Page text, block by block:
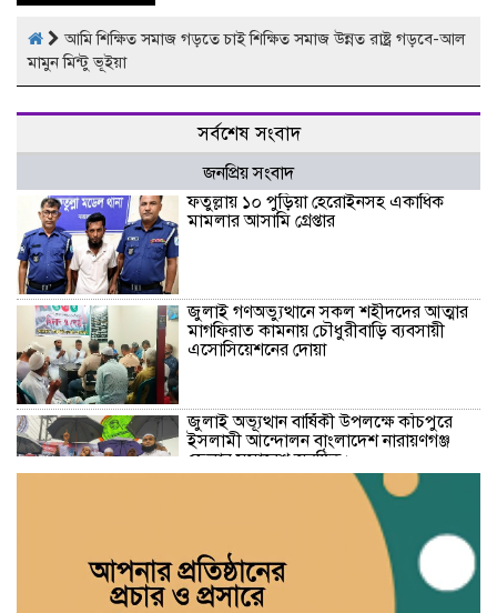
আমি শিক্ষিত সমাজ গড়তে চাই শিক্ষিত সমাজ উন্নত রাষ্ট্র গড়বে-আল
মামুন মিন্টু ভূইয়া
সর্বশেষ সংবাদ
জনপ্রিয় সংবাদ
ফতুল্লায় ১০ পুড়িয়া হেরোইনসহ একাধিক
মামলার আসামি গ্রেপ্তার
জুলাই গণঅভ্যুত্থানে সকল শহীদদের আত্মার
মাগফিরাত কামনায় চৌধুরীবাড়ি ব্যবসায়ী
এসোসিয়েশনের দোয়া
জুলাই অভ্যূত্থান বার্ষিকী উপলক্ষে কাঁচপুরে
ইসলামী আন্দোলন বাংলাদেশ নারায়ণগঞ্জ
জেলার সমাবেশ অনুষ্ঠিত।
তোলারাম কলেজে ছাত্রদল-শিবির সংঘর্ষের
তীব্র নিন্দা ও ৫ দফা দাবি ছাত্র ফেডারেশনের